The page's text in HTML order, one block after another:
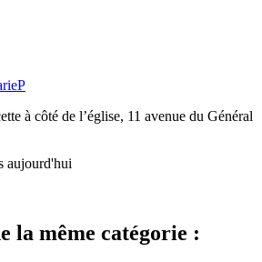
à côté de l’église, 11 avenue du Général
aujourd'hui
la même catégorie :